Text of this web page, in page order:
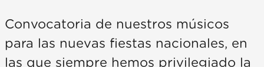
Convocatoria de nuestros músicos
para las nuevas fiestas nacionales, en
las que siempre hemos privilegiado la